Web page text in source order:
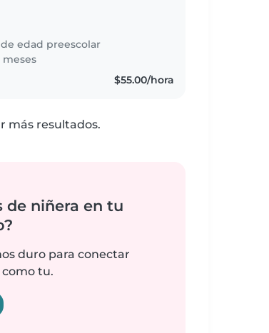
edad preescolar
$55.00/hora
más resultados.
de niñera en tu
duro para conectar
tu.